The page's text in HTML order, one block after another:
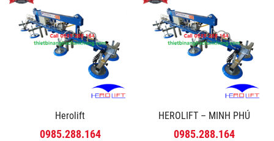
Herolift
0985.288.164
HEROLIFT – MINH PHÚ
0985.288.164